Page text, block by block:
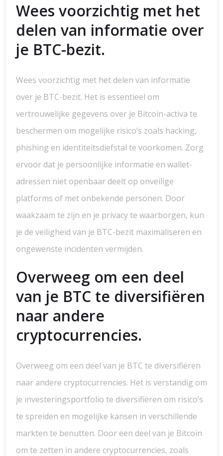
Wees voorzichtig met het
delen van informatie over
je BTC-bezit.
Wees voorzichtig met het delen van informatie
over je BTC-bezit. Het is essentieel om
vertrouwelijke gegevens over je Bitcoin-activa te
beschermen om mogelijke risico’s zoals hacking,
phishing en identiteitsdiefstal te voorkomen. Zorg
ervoor dat je persoonlijke informatie en wallet-
adressen niet openbaar deelt op onveilige
platforms of met onbekende personen. Door
waakzaam te zijn en je privacy te waarborgen, kun
je de veiligheid van je BTC-bezit maximaliseren en
ongewenste incidenten vermijden.
Overweeg om een deel
van je BTC te diversifiëren
naar andere
cryptocurrencies.
Overweeg om een deel van je BTC te diversifiëren
naar andere cryptocurrencies. Het is verstandig om
je investeringsportfolio te diversifiëren om risico’s
te spreiden en mogelijke kansen in verschillende
markten te benutten. Door een deel van je Bitcoin
om te zetten in andere cryptocurrencies, zoals